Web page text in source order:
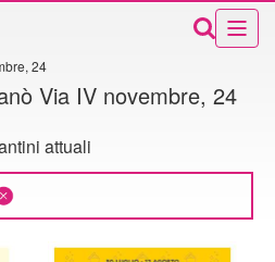
24
Via IV novembre, 24
attuali